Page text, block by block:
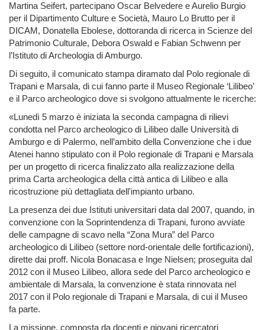
Martina Seifert, partecipano Oscar Belvedere e Aurelio Burgio
per il Dipartimento Culture e Società, Mauro Lo Brutto per il
DICAM, Donatella Ebolese, dottoranda di ricerca in Scienze del
Patrimonio Culturale, Debora Oswald e Fabian Schwenn per
l’Istituto di Archeologia di Amburgo.
Di seguito, il comunicato stampa diramato dal Polo regionale di
Trapani e Marsala, di cui fanno parte il Museo Regionale ‘Lilibeo’
e il Parco archeologico dove si svolgono attualmente le ricerche:
«Lunedì 5 marzo è iniziata la seconda campagna di rilievi
condotta nel Parco archeologico di Lilibeo dalle Università di
Amburgo e di Palermo, nell’ambito della Convenzione che i due
Atenei hanno stipulato con il Polo regionale di Trapani e Marsala
per un progetto di ricerca finalizzato alla realizzazione della
prima Carta archeologica della città antica di Lilibeo e alla
ricostruzione più dettagliata dell'impianto urbano.
La presenza dei due Istituti universitari data dal 2007, quando, in
convenzione con la Soprintendenza di Trapani, furono avviate
delle campagne di scavo nella “Zona Mura” del Parco
archeologico di Lilibeo (settore nord-orientale delle fortificazioni),
dirette dai proff. Nicola Bonacasa e Inge Nielsen; proseguita dal
2012 con il Museo Lilibeo, allora sede del Parco archeologico e
ambientale di Marsala, la convenzione è stata rinnovata nel
2017 con il Polo regionale di Trapani e Marsala, di cui il Museo
fa parte.
La missione, composta da docenti e giovani ricercatori